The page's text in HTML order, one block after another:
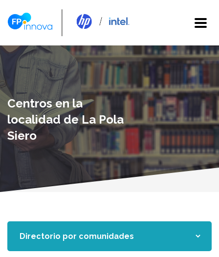
Centros en la
localidad de La Pola
Siero